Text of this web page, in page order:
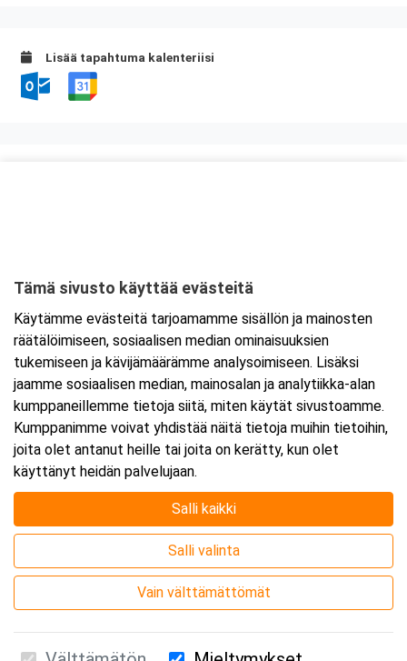
Lisää tapahtuma kalenteriisi
Tarkempi kartta ja ajo-ohjeet
Tämä sivusto käyttää evästeitä
Käytämme evästeitä tarjoamamme sisällön ja mainosten
räätälöimiseen, sosiaalisen median ominaisuuksien
tukemiseen ja kävijämäärämme analysoimiseen. Lisäksi
jaamme sosiaalisen median, mainosalan ja analytiikka-alan
kumppaneillemme tietoja siitä, miten käytät sivustoamme.
Kumppanimme voivat yhdistää näitä tietoja muihin tietoihin,
joita olet antanut heille tai joita on kerätty, kun olet
käyttänyt heidän palvelujaan.
Salli kaikki
Salli valinta
Vain välttämättömät